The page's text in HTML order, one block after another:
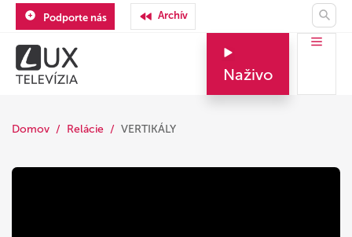
Podporte nás Archív
Naživo
Domov Relácie VERTIKÁLY